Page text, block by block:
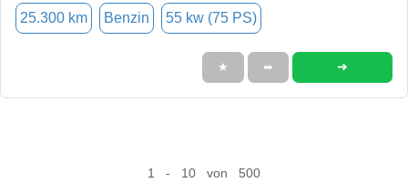
25.300 km Benzin 55 kw (75 PS)
★ ➦ ➜
1 - 10 von 500